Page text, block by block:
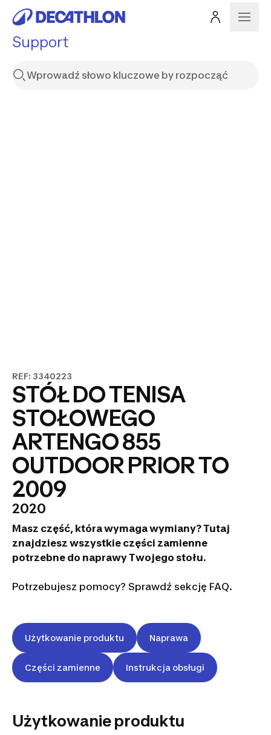
Support
REF: 3340223
STÓŁ DO TENISA
STOŁOWEGO
ARTENGO 855
OUTDOOR PRIOR TO
2009
2020
Masz część, która wymaga wymiany? Tutaj
znajdziesz wszystkie części zamienne
potrzebne do naprawy Twojego stołu.
Potrzebujesz pomocy? Sprawdź sekcję FAQ.
Użytkowanie produktu Naprawa
Części zamienne Instrukcja obsługi
Użytkowanie produktu